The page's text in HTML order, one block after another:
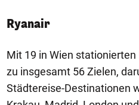
Ryanair
Mit 19 in Wien
zu insgesamt 56 Zielen,
Städtereise-Destinationen